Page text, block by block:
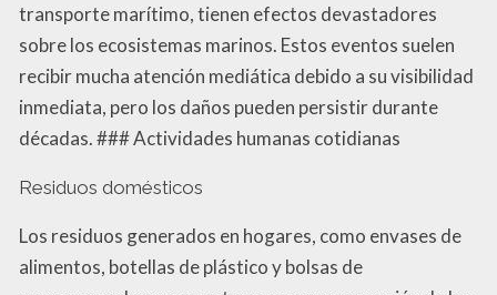
transporte marítimo, tienen efectos devastadores
sobre los ecosistemas marinos. Estos eventos suelen
recibir mucha atención mediática debido a su visibilidad
inmediata, pero los daños pueden persistir durante
décadas. ### Actividades humanas cotidianas
Residuos domésticos
Los residuos generados en hogares, como envases de
alimentos, botellas de plástico y bolsas de